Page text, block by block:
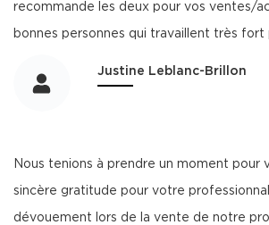
recommande les deux pour vos ventes/
bonnes personnes qui travaillent très fort
Justine Leblanc-Brillon
Nous tenions à prendre un moment pour
sincère gratitude pour votre
dévouement lors de la vente de notre